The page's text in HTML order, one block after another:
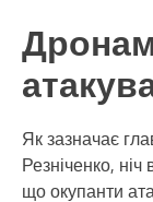
Як зазначає
Резніченко,
що окупанти